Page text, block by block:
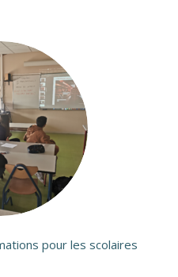
pour les scolaires